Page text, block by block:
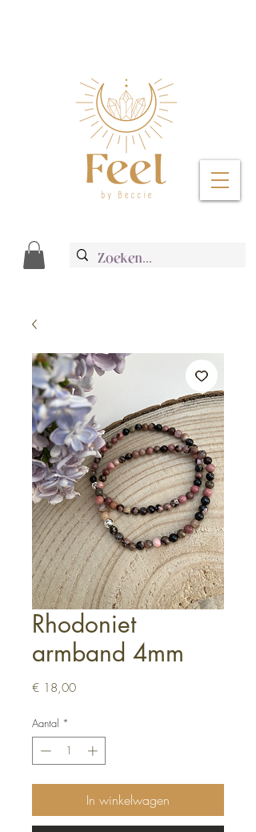
Rhodoniet
armband 4mm
€ 18,00Prijs
Aantal *
In winkelwagen